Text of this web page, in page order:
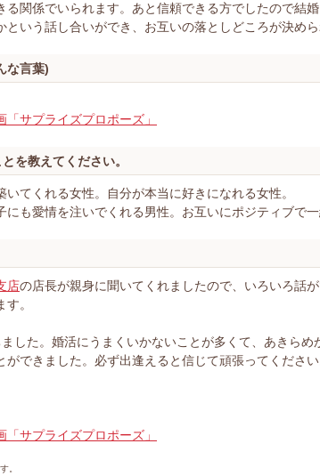
関係でいられます。あと信頼できる方でしたので結婚
いう話し合いができ、お互いの落としどころが決め
な言葉)
サプライズプロポーズ」
を教えてください。
てくれる女性。自分が本当に好きになれる女性。
も愛情を注いでくれる男性。お互いにポジティブで一
店の店長が親身に聞いてくれましたので、いろいろ話
。
した。婚活にうまくいかないことが多くて、あきら
できました。必ず出逢えると信じて頑張ってください
サプライズプロポーズ」
。